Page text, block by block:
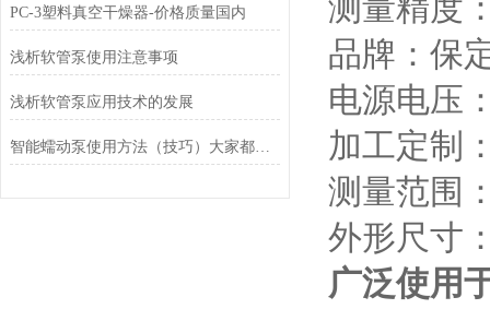
PC-3塑料真空干燥器-价格质量国内
浅析软管泵使用注意事项
浅析软管泵应用技术的发展
智能蠕动泵使用方法（技巧）大家都了解吗？
测量精度
品牌： 保
电源电压
加工定制
测量范围
外形尺寸
广泛使用